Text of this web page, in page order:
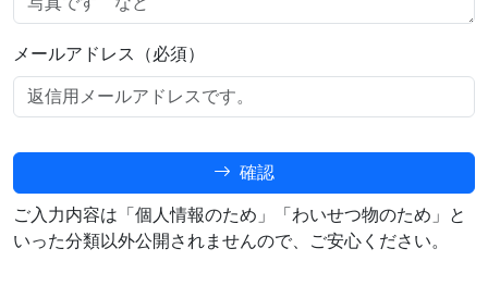
メールアドレス（必須）
確認
ご入力内容は「個人情報のため」「わいせつ物のため」と
いった分類以外公開されませんので、ご安心ください。